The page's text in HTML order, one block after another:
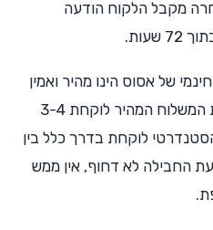
מקבל הלקוח הודעה
של אסוס הינו מהיר ואמין
ולכן מומלץ לבחור בו. אופציית המשלוח המהיר לוקחת 3-4
לוקחת בדרך כלל בין
החבילה לא דחוף, אין ממש